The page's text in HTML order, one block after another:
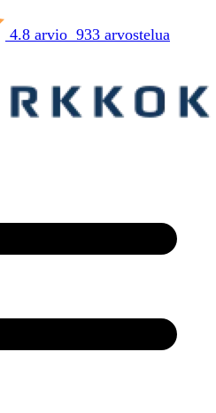
4.8 arvio 933 arvostelua